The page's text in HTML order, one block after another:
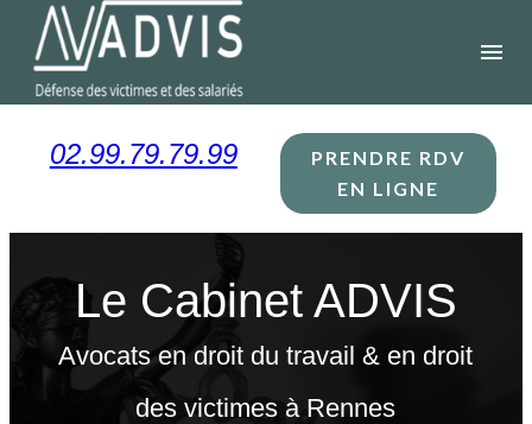
menu
02.99.79.79.99
PRENDRE RDV
EN LIGNE
Le Cabinet ADVIS
Avocats en droit du travail & en droit
des victimes à Rennes
Panneau de gestion des cookies